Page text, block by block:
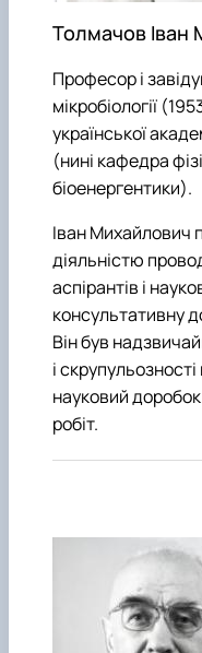
Толмачов Іван
Професор і
мікробіології
української
(нині кафедра
біоенергентики).
Іван Михайлович
діяльністю
аспірантів і
консультативну
Він був
і
науковий
робіт.